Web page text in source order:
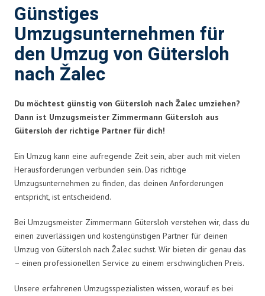
Günstiges
Umzugsunternehmen für
den Umzug von Gütersloh
nach Žalec
Du möchtest günstig von Gütersloh nach Žalec umziehen?
Dann ist Umzugsmeister Zimmermann Gütersloh aus
Gütersloh der richtige Partner für dich!
Ein Umzug kann eine aufregende Zeit sein, aber auch mit vielen
Herausforderungen verbunden sein. Das richtige
Umzugsunternehmen zu finden, das deinen Anforderungen
entspricht, ist entscheidend.
Bei Umzugsmeister Zimmermann Gütersloh verstehen wir, dass du
einen zuverlässigen und kostengünstigen Partner für deinen
Umzug von Gütersloh nach Žalec suchst. Wir bieten dir genau das
– einen professionellen Service zu einem erschwinglichen Preis.
Unsere erfahrenen Umzugsspezialisten wissen, worauf es bei